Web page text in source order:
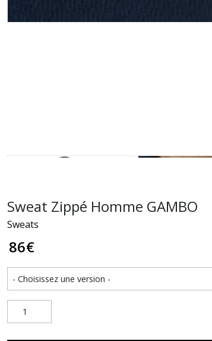
Sweat Zippé Homme GAMBO
Sweats
86€